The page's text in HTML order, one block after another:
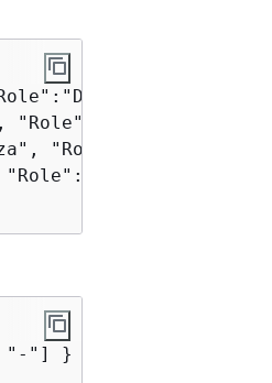
"Role":"Product",
"-"] } } }